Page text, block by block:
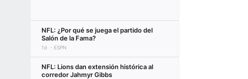
NFL: ¿Por qué se juega el partido del
Salón de la Fama?
1d ESPN
NFL: Lions dan extensión histórica al
corredor Jahmyr Gibbs